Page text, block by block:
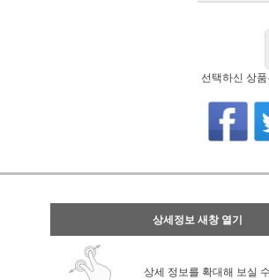
선택하신 상
상세정보 새창 열기
상세 정보를 확대해 보실